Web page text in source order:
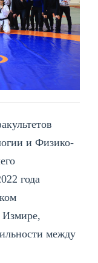
и Физико-
года
Измире,
между